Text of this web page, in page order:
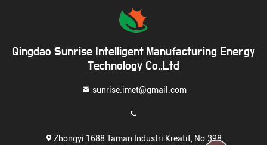
Qingdao Sunrise Intelligent Manufacturing Energy
Technology Co.,Ltd
sunrise.imet@gmail.com
Zhongyi 1688 Taman Industri Kreatif, No.398,